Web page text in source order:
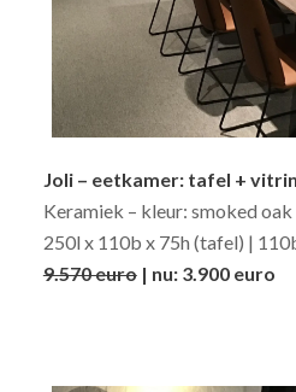
Joli – eetkamer: tafel +
Keramiek – kleur: smoked oak
250l x 110b x 75h (tafel) |
9.570 euro| nu: 3.900 euro